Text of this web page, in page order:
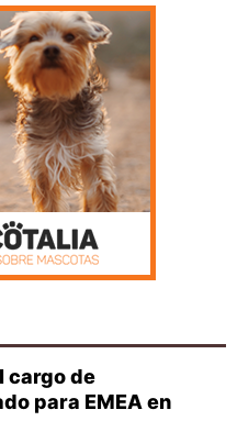
cargo de
para EMEA en